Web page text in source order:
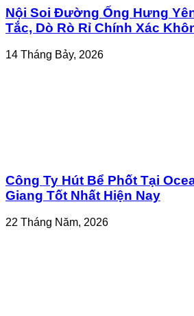
Nội Soi Đường Ống Hưng
Tắc, Dò Rò Rỉ Chính Xác
14 Tháng Bảy, 2026
Công Ty Hút Bể Phốt Tại
Giang Tốt Nhất Hiện Nay
22 Tháng Năm, 2026